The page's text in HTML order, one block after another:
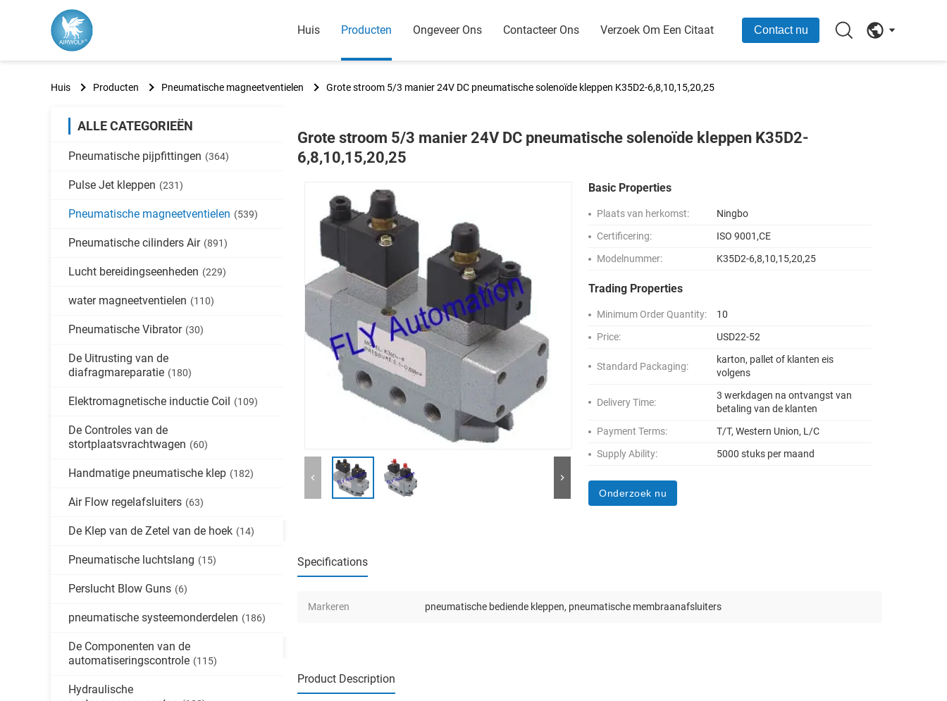
Huis Producten Ongeveer Ons Contacteer Ons Verzoek Om Een Citaat Contact nu
Huis Producten Pneumatische magneetventielen Grote stroom 5/3 manier 24V DC pneumatische solenoïde kleppen K35D2-6,8,10,15,20,25
ALLE CATEGORIEËN
Pneumatische pijpfittingen (364)
Pulse Jet kleppen (231)
Pneumatische magneetventielen (539)
Pneumatische cilinders Air (891)
Lucht bereidingseenheden (229)
water magneetventielen (110)
Pneumatische Vibrator (30)
De Uitrusting van de
diafragmareparatie (180)
Elektromagnetische inductie Coil (109)
De Controles van de
stortplaatsvrachtwagen (60)
Handmatige pneumatische klep (182)
Air Flow regelafsluiters (63)
De Klep van de Zetel van de hoek (14)
Pneumatische luchtslang (15)
Perslucht Blow Guns (6)
pneumatische systeemonderdelen (186)
De Componenten van de
automatiseringscontrole (115)
Hydraulische
Grote stroom 5/3 manier 24V DC pneumatische solenoïde kleppen K35D2-
6,8,10,15,20,25
Basic Properties
Plaats van herkomst:
Ningbo
Certificering:
ISO 9001,CE
Modelnummer:
K35D2-6,8,10,15,20,25
Trading Properties
Minimum Order Quantity:
10
Price:
USD22-52
Standard Packaging:
karton, pallet of klanten eis
volgens
Delivery Time:
3 werkdagen na ontvangst van
betaling van de klanten
Payment Terms:
T/T, Western Union, L/C
Supply Ability:
5000 stuks per maand
Onderzoek nu
Specifications
Markeren pneumatische bediende kleppen, pneumatische membraanafsluiters
Product Description